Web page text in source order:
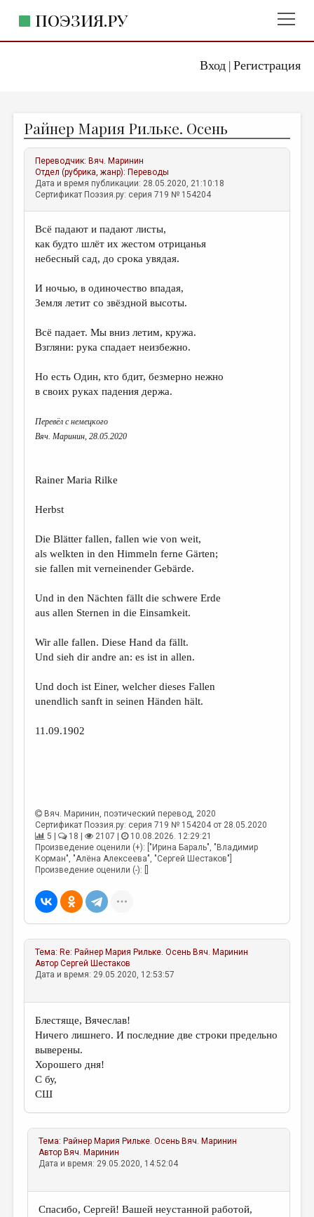
Вход| Регистрация
ПОЭЗИЯ.РУ
ЖАНРЫ
АВТОРЫ
КОММЕНТАРИИ
ЛИТСАЛОН
НОВОСТИ
ПРАВИЛА САЙТА
ОТДЕЛЫ И РУБРИКИ
ИЗБРАННОЕ
ДАЙДЖЕСТ
ПЕРЕВОДЫ
ДЕТСКАЯ КОМНАТА
ОБЗОР ЛИТЕРАТУРЫ
СТРАНИЦЫ ПАМЯТИ
ОБЪЯВЛЕНИЯ
КОЛОНКА РЕДАКТОРА
ОТ РЕДАКЦИИ
ЭССЕИСТИКА
ЛИТЕРАТУРОВЕДЕНИЕ
КУЛЬТУРОВЕДЕНИЕ
ПУБЛИЦИСТИКА
ТРЕДИАКОВСКИЙ
МЕДИА
ВКОНТАКТЕ
Райнер Мария Рильке. Осень
Переводчик: Вяч. Маринин
Отдел (рубрика, жанр): Переводы
Дата и время публикации: 28.05.2020, 21:10:18
Сертификат Поэзия.ру: серия 719 № 154204
Всё падают и падают листы,
как будто шлёт их жестом отрицанья
небесный сад, до срока увядая.
И ночью, в одиночество впадая,
Земля летит со звёздной высоты.
Всё падает. Мы вниз летим, кружа.
Взгляни: рука спадает неизбежно.
Но есть Один, кто бдит, безмерно нежно
в своих руках падения держа.
Перевёл с немецкого
Вяч. Маринин, 28.05.2020
Rainer Maria Rilke
Herbst
Die Blätter fallen, fallen wie von weit,
als welkten in den Himmeln ferne Gärten;
sie fallen mit verneinender Gebärde.
Und in den Nächten fällt die schwere Erde
aus allen Sternen in die Einsamkeit.
Wir alle fallen. Diese Hand da fällt.
Und sieh dir andre an: es ist in allen.
Und doch ist Einer, welcher dieses Fallen
unendlich sanft in seinen Händen hält.
11.09.1902
Вяч. Маринин, поэтический перевод, 2020
Сертификат Поэзия.ру: серия 719 № 154204 от 28.05.2020
5 |
18 | 2107 |
10.08.2026. 12:29:21
Произведение оценили (+): ["Ирина Бараль", "Владимир
Корман", "Алёна Алексеева", "Сергей Шестаков"]
Произведение оценили (-): []
Тема: Re: Райнер Мария Рильке. Осень Вяч. Маринин
АвторСергей Шестаков
Дата и время: 29.05.2020, 12:53:57
Блестяще, Вячеслав!
Ничего лишнего. И последние две строки предельно
выверены.
Хорошего дня!
С бу,
СШ
Тема: Райнер Мария Рильке. Осень Вяч. Маринин
Автор Вяч. Маринин
Дата и время: 29.05.2020, 14:52:04
Спасибо, Сергей! Вашей неустанной работой,